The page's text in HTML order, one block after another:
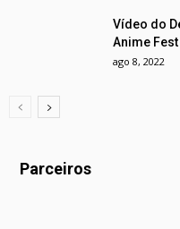
Vídeo do
Anime Fest
ago 8, 2022
Parceiros